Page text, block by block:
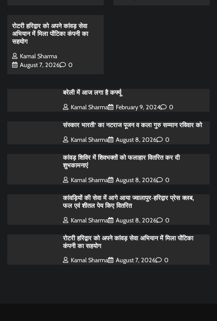
रोटरी हरिद्वार को अपने कांवड़ सेवा
अभियान में मिला पोंटिका कंपनी का
सहयोग
Kamal Sharma
August 7, 2026
0
बरेली में आज लगा है कर्फ्यू
Kamal Sharma February 9, 2024 0
संस्कार भारती’ का नटराज पूजन व कला गुरु सम्मान रविवार को
Kamal Sharma August 8, 2026 0
कांवड़ शिविर में शिवभक्तों को फलाहार वितरित कर दी
शुभकामनाएं
Kamal Sharma August 8, 2026 0
कांवड़ियों की सेवा में आगे आया ज्वालापुर-हरिद्वार प्रेस क्लब,
फल एवं शीतल पेय किए वितरित
Kamal Sharma August 8, 2026 0
रोटरी हरिद्वार को अपने कांवड़ सेवा अभियान में मिला पोंटिका
कंपनी का सहयोग
Kamal Sharma August 7, 2026 0